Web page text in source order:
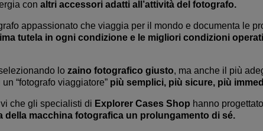
con altri accessori adatti all’attività del fotografo.
appassionato che viaggia per il mondo e documenta le
tutela in ogni condizione e le migliori condizioni
lo zaino fotografico giusto, ma anche il più
“fotografo viaggiatore” più semplici, più sicure, più
che gli specialisti di Explorer Cases Shop hanno
della macchina fotografica un prolungamento di sé.